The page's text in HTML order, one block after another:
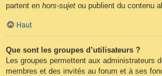
partent en hors-sujet ou publient du contenu
Haut
Que sont les groupes d’utilisateurs ?
Les groupes permettent aux administrateurs
membres et des invités au forum et à ses